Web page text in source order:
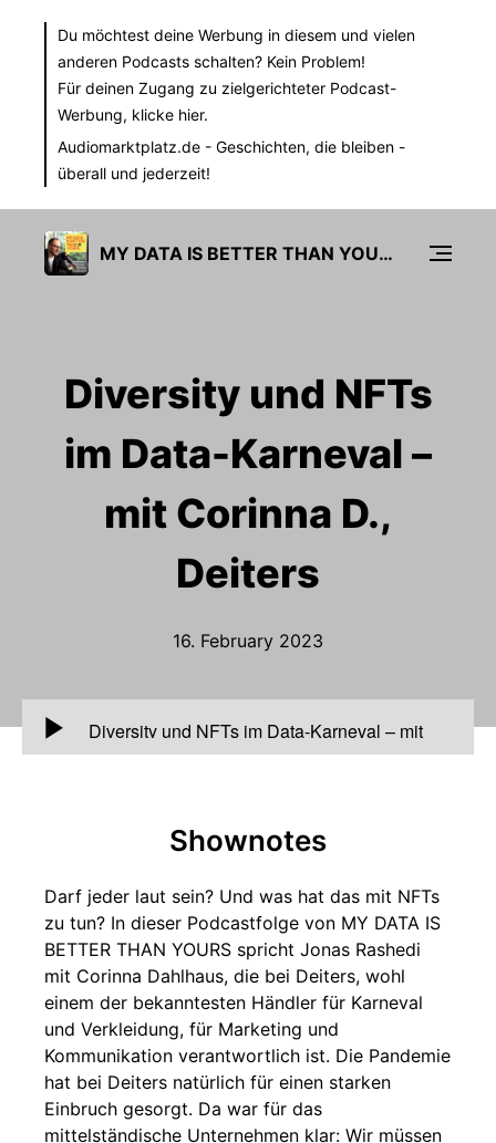
Du möchtest deine Werbung in diesem und vielen
anderen Podcasts schalten? Kein Problem!
Für deinen Zugang zu zielgerichteter Podcast-
Werbung, klicke hier.
Audiomarktplatz.de - Geschichten, die bleiben -
überall und jederzeit!
MY DATA IS BETTER THAN YOURS
Diversity und NFTs
im Data-Karneval –
mit Corinna D.,
Deiters
16. February 2023
00:00
Diversity und NFTs im Data-Karneval – mit
Corinna D., Deiters
Shownotes
Darf jeder laut sein? Und was hat das mit NFTs
zu tun? In dieser Podcastfolge von MY DATA IS
BETTER THAN YOURS spricht Jonas Rashedi
mit Corinna Dahlhaus, die bei Deiters, wohl
einem der bekanntesten Händler für Karneval
und Verkleidung, für Marketing und
Kommunikation verantwortlich ist. Die Pandemie
hat bei Deiters natürlich für einen starken
Einbruch gesorgt. Da war für das
mittelständische Unternehmen klar: Wir müssen